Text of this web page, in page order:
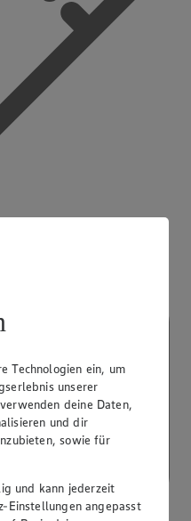
Technologien ein, um
unserer
deine Daten,
und dir
sowie für
und kann jederzeit
Einstellungen angepasst